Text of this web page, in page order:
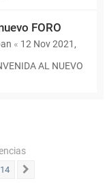
FORO
« 12 Nov 2021,
AL NUEVO
14